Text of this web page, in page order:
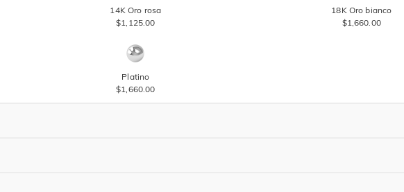
14K Oro rosa
$1,125.00
18K Oro bianco
$1,660.00
Platino
$1,660.00